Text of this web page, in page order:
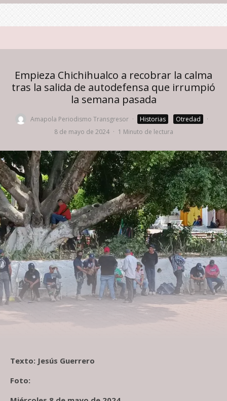
Empieza Chichihualco a recobrar la calma
tras la salida de autodefensa que irrumpió
la semana pasada
Amapola Periodismo Transgresor · Historias Otredad
·
8 de mayo de 2024 · 1 Minuto de lectura
Texto: Jesús Guerrero
Foto: